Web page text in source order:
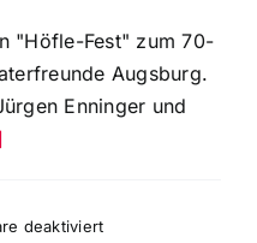
"Höfle-Fest" zum 70-
Augsburg.
Enninger und
deaktiviertfür